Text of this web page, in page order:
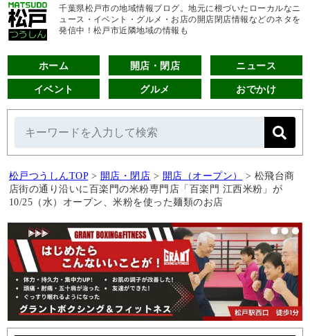
千葉県松戸市の地域情報ブログ。地元に根づいたローカルなニ
ュース・イベント・グルメ・お店の開店閉店情報などのネタを
発信中！松戸市近隣地域の情報も
ホーム 開店・閉店 ニュース
イベント グルメ おでかけ
松戸つうしんTOP > 開店・閉店 > 開店（オープン） > 松飛台商
店街の通り沿いに百楽門の米粉専門店「百楽門 江西米粉」が
10/25（水）オープン、米粉を使った麺類のお店